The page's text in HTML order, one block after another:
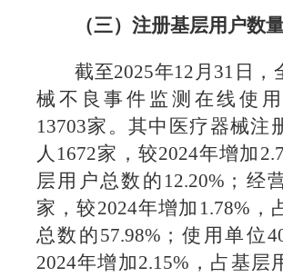
（三）注册基层用户数
截至2025年12月31日，
械不良事件监测在线使
13703家。其中医疗器械注
人1672家，较2024年增加
层用户总数的12.20%；经
家，较2024年增加1.78%，
总数的57.98%；使用单位
2024年增加2.15%，占基层